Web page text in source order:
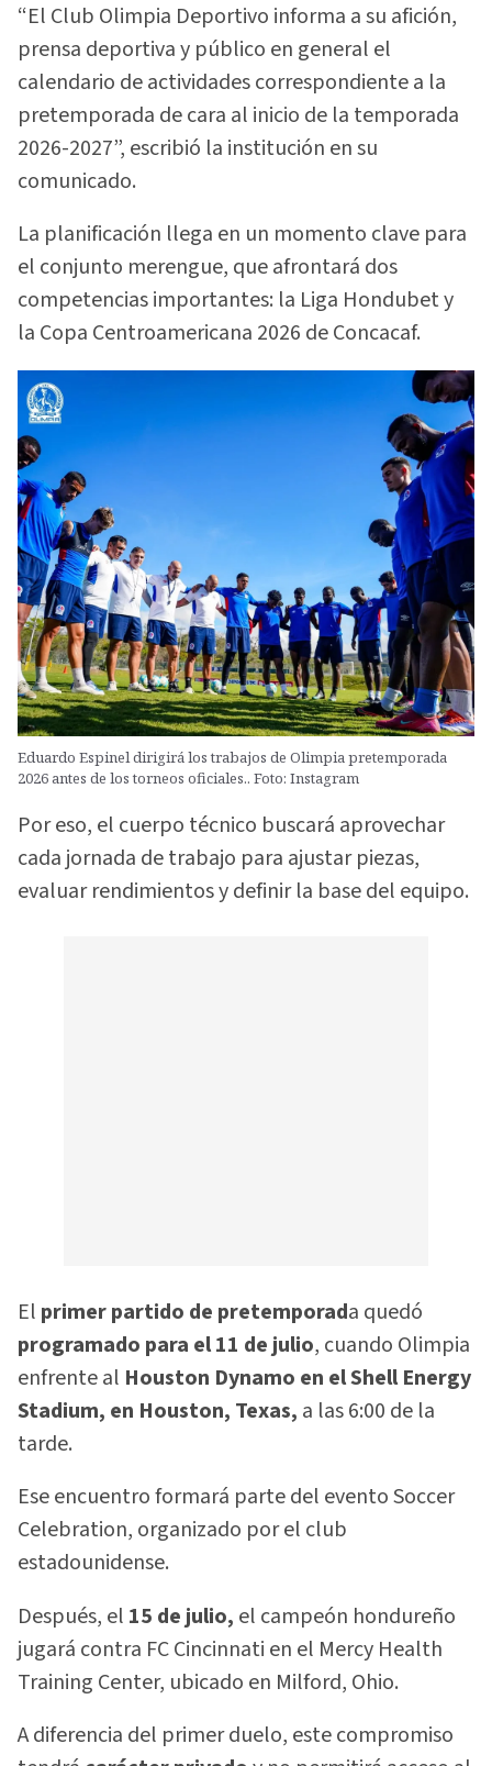
“El Club Olimpia Deportivo informa a su afición,
prensa deportiva y público en general el
calendario de actividades correspondiente a la
pretemporada de cara al inicio de la temporada
2026-2027”, escribió la institución en su
comunicado.
La planificación llega en un momento clave para
el conjunto merengue, que afrontará dos
competencias importantes: la Liga Hondubet y
la Copa Centroamericana 2026 de Concacaf.
Eduardo Espinel dirigirá los trabajos de Olimpia pretemporada
2026 antes de los torneos oficiales.. Foto: Instagram
Por eso, el cuerpo técnico buscará aprovechar
cada jornada de trabajo para ajustar piezas,
evaluar rendimientos y definir la base del equipo.
El primer partido de pretemporada quedó
programado para el 11 de julio, cuando Olimpia
enfrente al Houston Dynamo en el Shell Energy
Stadium, en Houston, Texas, a las 6:00 de la
tarde.
Ese encuentro formará parte del evento Soccer
Celebration, organizado por el club
estadounidense.
Después, el 15 de julio, el campeón hondureño
jugará contra FC Cincinnati en el Mercy Health
Training Center, ubicado en Milford, Ohio.
A diferencia del primer duelo, este compromiso